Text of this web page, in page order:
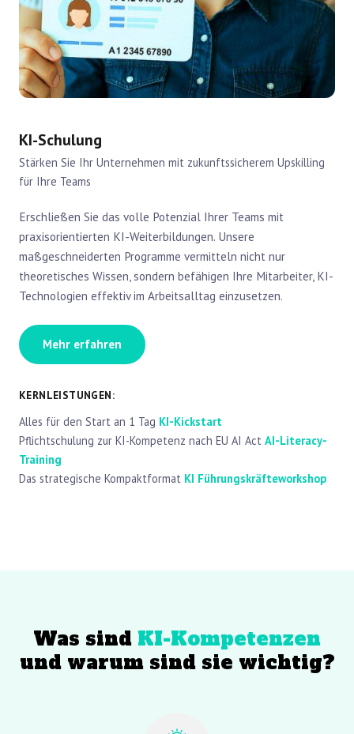
KI-Schulung
Stärken Sie Ihr Unternehmen mit zukunftssicherem Upskilling
für Ihre Teams
Erschließen Sie das volle Potenzial Ihrer Teams mit
praxisorientierten KI-Weiterbildungen. Unsere
maßgeschneiderten Programme vermitteln nicht nur
theoretisches Wissen, sondern befähigen Ihre Mitarbeiter, KI-
Technologien effektiv im Arbeitsalltag einzusetzen.
Mehr erfahren
KERNLEISTUNGEN:
Alles für den Start an 1 Tag KI-Kickstart
Pflichtschulung zur KI-Kompetenz nach EU AI Act AI-Literacy-
Training
Das strategische Kompaktformat KI Führungskräfteworkshop
Was sind KI-Kompetenzen
und warum sind sie wichtig?